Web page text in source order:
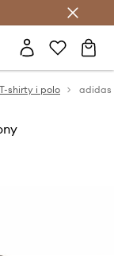
T-shirty i polo